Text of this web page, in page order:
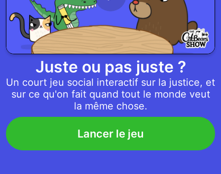
Juste ou pas juste ?
Un court jeu social interactif sur la justice, et
sur ce qu'on fait quand tout le monde veut
la même chose.
Lancer le jeu